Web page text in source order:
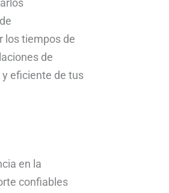
los tiempos de
de
eficiente de tus
en la
confiables